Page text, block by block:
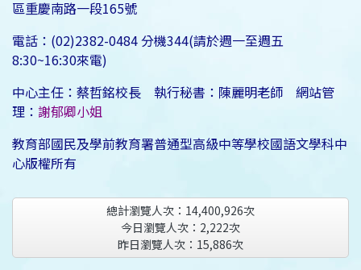
區重慶南路一段165號
電話：(02)2382-0484 分機344(請於週一至週五
8:30~16:30來電)
中心主任：蔡哲銘校長 執行秘書：陳麗明老師 網站管
理： 謝郁卿小姐
教育部國民及學前教育署普通型高級中等學校國語文學科中
心版權所有
總計瀏覽人次： 14,400,926次
今日瀏覽人次： 2,222次
昨日瀏覽人次： 15,886次